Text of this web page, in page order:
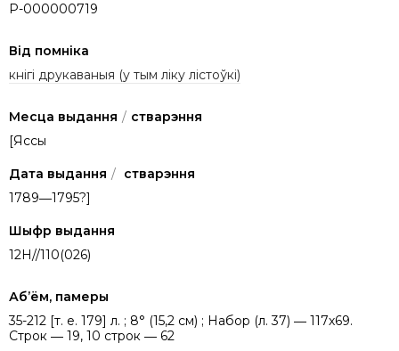
P-000000719
Від помніка
кнігі друкаваныя (у тым ліку лістоўкі)
Месца выдання / стварэння
[Яссы
Дата выдання / стварэння
1789―1795?]
Шыфр выдання
12Н//110(026)
Аб’ём, памеры
35-212 [т. е. 179] л. ; 8° (15,2 см) ; Набор (л. 37) ― 117х69.
Строк ― 19, 10 строк ― 62